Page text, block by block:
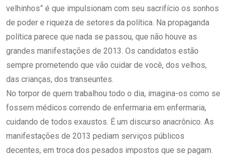
velhinhos” é que impulsionam com seu sacrifício os sonhos
de poder e riqueza de setores da política. Na propaganda
política parece que nada se passou, que não houve as
grandes manifestações de 2013. Os candidatos estão
sempre prometendo que vão cuidar de você, dos velhos,
das crianças, dos transeuntes.
No torpor de quem trabalhou todo o dia, imagina-os como se
fossem médicos correndo de enfermaria em enfermaria,
cuidando de todos exaustos. É um discurso anacrônico. As
manifestações de 2013 pediam serviços públicos
decentes, em troca dos pesados impostos que se pagam.